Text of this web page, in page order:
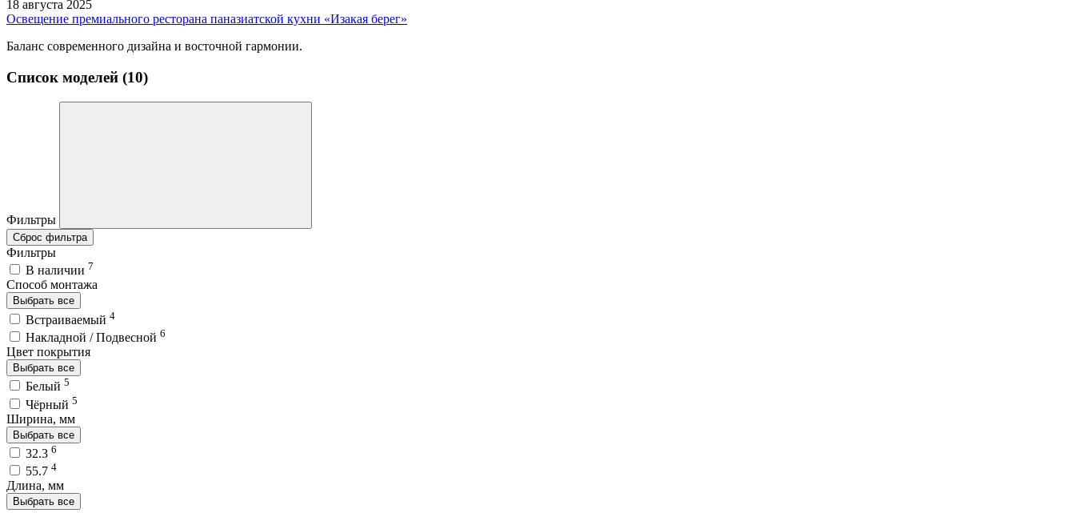
18 августа 2025
Освещение премиального ресторана паназиатской кухни «Изакая берег»
Баланс современного дизайна и восточной гармонии.
Список моделей (10)
Фильтры
Сброс фильтра
Фильтры
В наличии 7
Способ монтажа
Выбрать все
Встраиваемый 4
Накладной / Подвесной 6
Цвет покрытия
Выбрать все
Белый 5
Чёрный 5
Ширина, мм
Выбрать все
32.3 6
55.7 4
Длина, мм
Выбрать все